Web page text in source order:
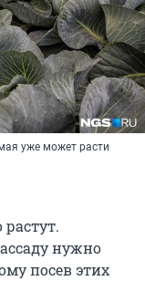
уже может расти
нужно
посев этих